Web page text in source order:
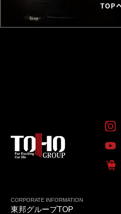
CORPORATE INFORMATION
東邦グループTOP